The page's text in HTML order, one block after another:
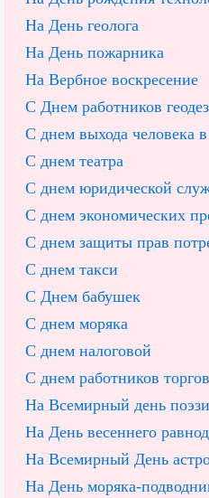
На День геолога
На День пожарника
На Вербное воскресение
С Днем работников
С днем выхода человека
С днем театра
С днем юридической
С днем экономических
С днем защиты прав
С днем такси
С Днем бабушек
С днем моряка
С днем налоговой
С днем работников
На Всемирный день
На День весеннего
На Всемирный День
На День моряка-